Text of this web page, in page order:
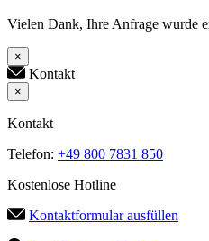
Vielen Dank, Ihre Anfrage wurde
×
Kontakt
×
Kontakt
Telefon: +49 800 7831 850
Kostenlose Hotline
Kontaktformular ausfüllen